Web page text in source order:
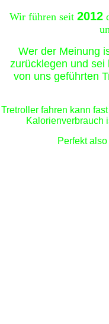
Wir führen seit 2012
Wer der Meinung
zurücklegen und sei
von uns geführten
Tretroller fahren kann
Kalorienverbrauch
Perfekt